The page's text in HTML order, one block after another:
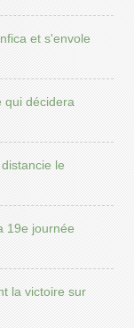
et s'envole
qui décidera
le
19e journée
la victoire sur